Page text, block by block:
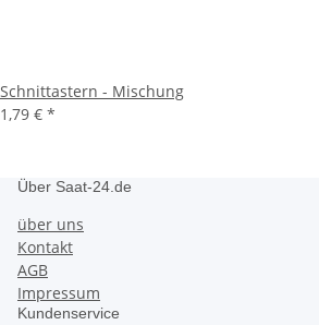
Schnittastern - Mischung
1,79 € *
Über Saat-24.de
über uns
Kontakt
AGB
Impressum
Kundenservice